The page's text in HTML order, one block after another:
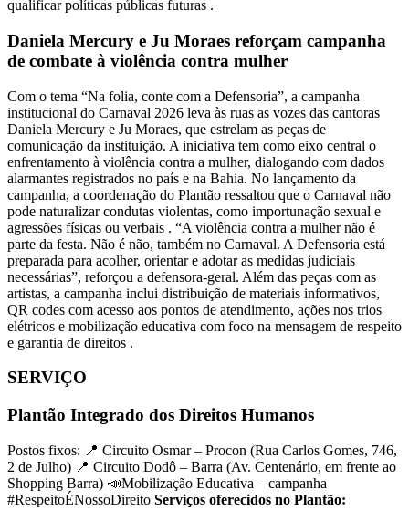
qualificar políticas públicas futuras .
Daniela Mercury e Ju Moraes reforçam campanha
de combate à violência contra mulher
Com o tema “Na folia, conte com a Defensoria”, a campanha
institucional do Carnaval 2026 leva às ruas as vozes das cantoras
Daniela Mercury e Ju Moraes, que estrelam as peças de
comunicação da instituição. A iniciativa tem como eixo central o
enfrentamento à violência contra a mulher, dialogando com dados
alarmantes registrados no país e na Bahia. No lançamento da
campanha, a coordenação do Plantão ressaltou que o Carnaval não
pode naturalizar condutas violentas, como importunação sexual e
agressões físicas ou verbais . “A violência contra a mulher não é
parte da festa. Não é não, também no Carnaval. A Defensoria está
preparada para acolher, orientar e adotar as medidas judiciais
necessárias”, reforçou a defensora-geral. Além das peças com as
artistas, a campanha inclui distribuição de materiais informativos,
QR codes com acesso aos pontos de atendimento, ações nos trios
elétricos e mobilização educativa com foco na mensagem de respeito
e garantia de direitos .
SERVIÇO
Plantão Integrado dos Direitos Humanos
Postos fixos: 📍 Circuito Osmar – Procon (Rua Carlos Gomes, 746,
2 de Julho) 📍 Circuito Dodô – Barra (Av. Centenário, em frente ao
Shopping Barra) 📣Mobilização Educativa – campanha
#RespeitoÉNossoDireito Serviços oferecidos no Plantão: